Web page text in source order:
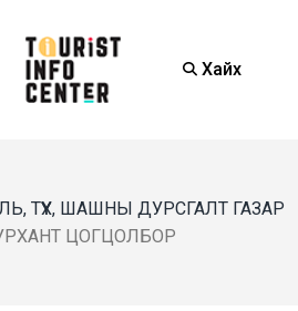
Хайх
ТҮҮХ, ШАШНЫ ДУРСГАЛТ ГАЗАР
ЦОГЦОЛБОР